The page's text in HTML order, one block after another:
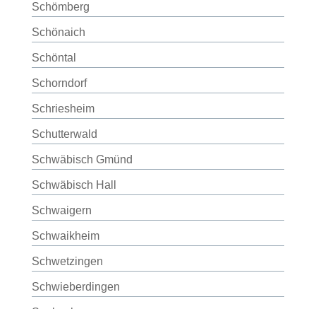
Schömberg
Schönaich
Schöntal
Schorndorf
Schriesheim
Schutterwald
Schwäbisch Gmünd
Schwäbisch Hall
Schwaigern
Schwaikheim
Schwetzingen
Schwieberdingen